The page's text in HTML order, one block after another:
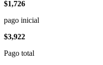
$1,726
pago inicial
$3,922
Pago total